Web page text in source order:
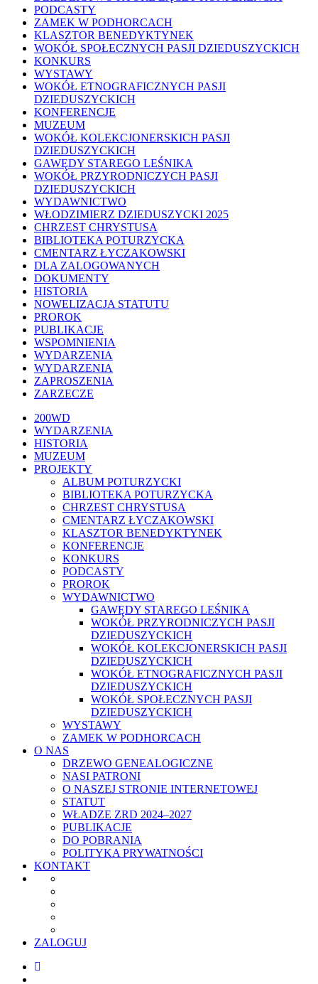
PODCASTY
ZAMEK W PODHORCACH
KLASZTOR BENEDYKTYNEK
WOKÓŁ SPOŁECZNYCH PASJI DZIEDUSZYCKICH
KONKURS
WYSTAWY
WOKÓŁ ETNOGRAFICZNYCH PASJI
DZIEDUSZYCKICH
KONFERENCJE
MUZEUM
WOKÓŁ KOLEKCJONERSKICH PASJI
DZIEDUSZYCKICH
GAWĘDY STAREGO LEŚNIKA
WOKÓŁ PRZYRODNICZYCH PASJI
DZIEDUSZYCKICH
WYDAWNICTWO
WŁODZIMIERZ DZIEDUSZYCKI 2025
CHRZEST CHRYSTUSA
BIBLIOTEKA POTURZYCKA
CMENTARZ ŁYCZAKOWSKI
DLA ZALOGOWANYCH
DOKUMENTY
HISTORIA
NOWELIZACJA STATUTU
PROROK
PUBLIKACJE
WSPOMNIENIA
WYDARZENIA
WYDARZENIA
ZAPROSZENIA
ZARZECZE
Close
Menu
200WD
WYDARZENIA
HISTORIA
MUZEUM
PROJEKTY
ALBUM POTURZYCKI
BIBLIOTEKA POTURZYCKA
CHRZEST CHRYSTUSA
CMENTARZ ŁYCZAKOWSKI
KLASZTOR BENEDYKTYNEK
KONFERENCJE
KONKURS
PODCASTY
PROROK
WYDAWNICTWO
GAWĘDY STAREGO LEŚNIKA
WOKÓŁ PRZYRODNICZYCH PASJI
DZIEDUSZYCKICH
WOKÓŁ KOLEKCJONERSKICH PASJI
DZIEDUSZYCKICH
WOKÓŁ ETNOGRAFICZNYCH PASJI
DZIEDUSZYCKICH
WOKÓŁ SPOŁECZNYCH PASJI
DZIEDUSZYCKICH
WYSTAWY
ZAMEK W PODHORCACH
O NAS
DRZEWO GENEALOGICZNE
NASI PATRONI
O NASZEJ STRONIE INTERNETOWEJ
STATUT
WŁADZE ZRD 2024–2027
PUBLIKACJE
DO POBRANIA
POLITYKA PRYWATNOŚCI
KONTAKT
ZALOGUJ